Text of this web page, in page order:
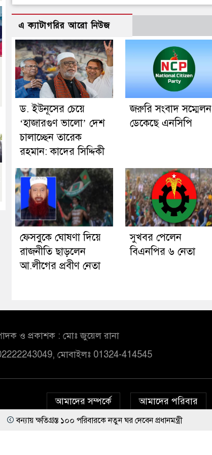
এ ক্যাটাগরির আরো নিউজ
ড. ইউনূসের চেয়ে
‘হাজারগুণ ভালো’ দেশ
চালাচ্ছেন তারেক
রহমান: কাদের সিদ্দিকী
জরুরি সংবাদ সম্মেলন
ডেকেছে এনসিপি
ফেসবুকে ঘোষণা দিয়ে
রাজনীতি ছাড়লেন
আ.লীগের প্রবীণ নেতা
সুখবর পেলেন
বিএনপির ৬ নেতা
ও প্রকাশক : মোঃ জুয়েল রানা
মোবাইলঃ 01324-414545
আমাদের সম্পর্কে আমাদের পরিবার
১০০ পরিবারকে নতুন ঘর দেবেন প্রধানমন্ত্রী